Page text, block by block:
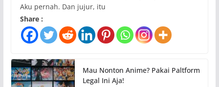
Aku pernah. Dan jujur, itu
Share :
Mau Nonton Anime? Pakai Paltform
Legal Ini Aja!